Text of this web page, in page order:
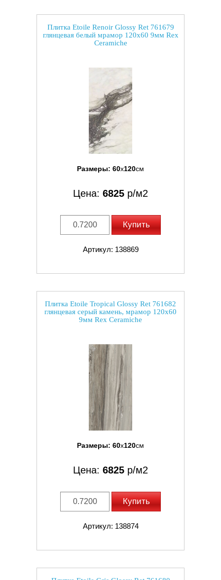
Плитка Etoile Renoir Glossy Ret 761679
глянцевая белый мрамор 120x60 9мм Rex
Ceramiche
Размеры: 60x120см
Цена: 6825 р/м2
Купить
Артикул: 138869
Плитка Etoile Tropical Glossy Ret 761682
глянцевая серый камень, мрамор 120x60
9мм Rex Ceramiche
Размеры: 60x120см
Цена: 6825 р/м2
Купить
Артикул: 138874